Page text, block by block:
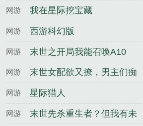
网游 我在星际挖宝藏
网游 西游科幻版
网游 末世之开局我能召唤A10
网游
末世女配欲又撩，男主们痴
缠成瘾
网游 星际猎人
网游
末世先杀重生者？但我有未